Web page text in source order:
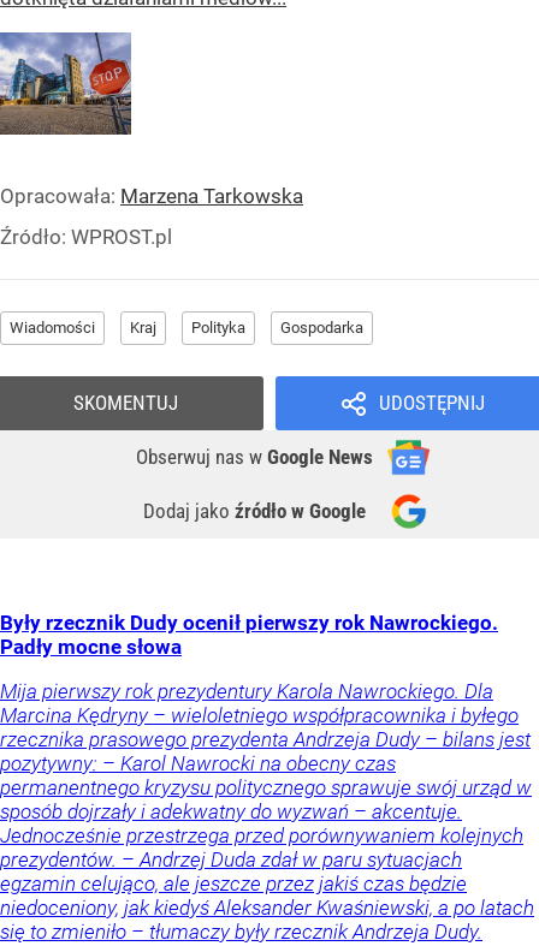
Opracowała: Marzena Tarkowska
Źródło: WPROST.pl
Wiadomości Kraj Polityka Gospodarka
UDOSTĘPNIJ
Obserwuj nas w Google News
Dodaj jako źródło w Google
SKOMENTUJ
Były rzecznik Dudy ocenił pierwszy rok Nawrockiego.
Padły mocne słowa
Mija pierwszy rok prezydentury Karola Nawrockiego. Dla
Marcina Kędryny – wieloletniego współpracownika i byłego
rzecznika prasowego prezydenta Andrzeja Dudy – bilans jest
pozytywny: – Karol Nawrocki na obecny czas
permanentnego kryzysu politycznego sprawuje swój urząd w
sposób dojrzały i adekwatny do wyzwań – akcentuje.
Jednocześnie przestrzega przed porównywaniem kolejnych
prezydentów. – Andrzej Duda zdał w paru sytuacjach
egzamin celująco, ale jeszcze przez jakiś czas będzie
niedoceniony, jak kiedyś Aleksander Kwaśniewski, a po latach
się to zmieniło – tłumaczy były rzecznik Andrzeja Dudy.